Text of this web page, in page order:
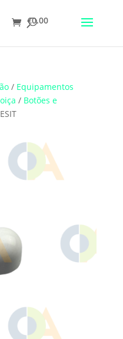
€0.00
/ Equipamentos
/ Botões e